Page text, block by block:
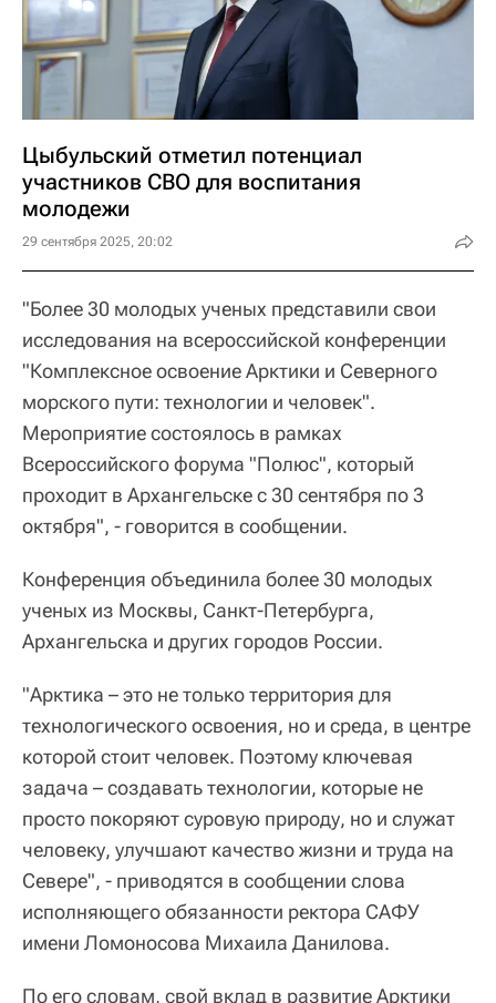
Цыбульский отметил потенциал
участников СВО для воспитания
молодежи
29 сентября 2025, 20:02
"Более 30 молодых ученых представили свои
исследования на всероссийской конференции
"Комплексное освоение Арктики и Северного
морского пути: технологии и человек".
Мероприятие состоялось в рамках
Всероссийского форума "Полюс", который
проходит в Архангельске с 30 сентября по 3
октября", - говорится в сообщении.
Конференция объединила более 30 молодых
ученых из Москвы, Санкт-Петербурга,
Архангельска и других городов России.
"Арктика – это не только территория для
технологического освоения, но и среда, в центре
которой стоит человек. Поэтому ключевая
задача – создавать технологии, которые не
просто покоряют суровую природу, но и служат
человеку, улучшают качество жизни и труда на
Севере", - приводятся в сообщении слова
исполняющего обязанности ректора САФУ
имени Ломоносова Михаила Данилова.
По его словам, свой вклад в развитие Арктики